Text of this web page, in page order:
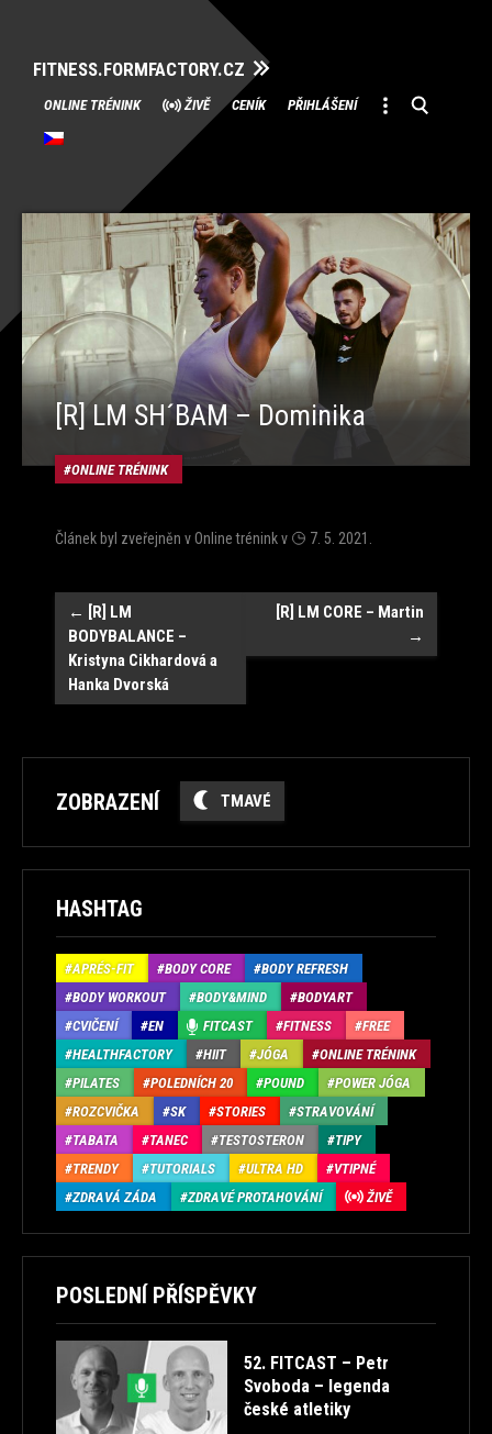
FITNESS.FORMFACTORY.CZ
Přeskočit
na
obsah
ONLINE TRÉNINK ŽIVĚ CENÍK PŘIHLÁŠENÍ
[R] LM SH´BAM – Dominika
ONLINE TRÉNINK
Článek byl zveřejněn vOnline tréninkv 7. 5. 2021
Navigace
← [R] LM
BODYBALANCE –
Kristyna Cikhardová a
Hanka Dvorská
[R] LM CORE – Martin
→
ZOBRAZENÍ TMAVÉ
HASHTAG
APRÉS-FIT BODY CORE
BODY REFRESH
BODY WORKOUT
BODY&MIND
BODYART
CVIČENÍ
EN FITCAST FITNESS
FREE
HEALTHFACTORY
HIIT JÓGA
ONLINE TRÉNINK
PILATES
POLEDNÍCH 20 POUND
POWER JÓGA
ROZCVIČKA
SK STORIES
STRAVOVÁNÍ
TABATA
TANEC TESTOSTERON
TIPY
TRENDY
TUTORIALS ULTRA HD
VTIPNÉ
ZDRAVÁ ZÁDA
ZDRAVÉ PROTAHOVÁNÍ ŽIVĚ
POSLEDNÍ PŘÍSPĚVKY
52. FITCAST – Petr
Svoboda – legenda
české atletiky